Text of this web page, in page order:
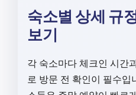
숙소별 상세 규
보기
각 숙소마다 체크인 시간
로 방문 전 확인이 필수입